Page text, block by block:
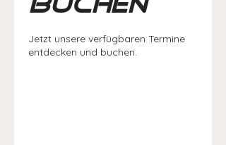
buchen
Jetzt unsere verfügbaren Termine
entdecken und buchen.